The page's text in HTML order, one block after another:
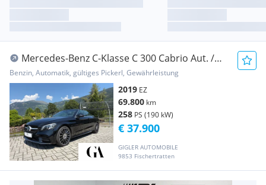
Mercedes-Benz C-Klasse C 300 Cabrio Aut. /
AMG Line / Airscarf / Multi...
Benzin, Automatik, gültiges Pickerl, Gewährleistung
2019 EZ
69.800 km
258 PS (190 kW)
GIGLER AUTOMOBILE
9853 Fischertratten
€ 37.900